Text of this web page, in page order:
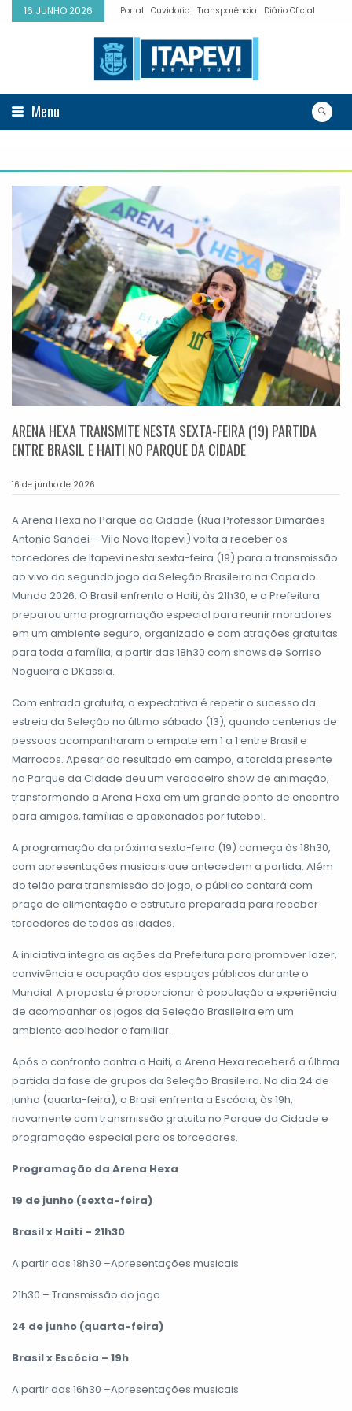
16 JUNHO 2026 Portal Ouvidoria Transparência Diário Oficial
Menu
ARENA HEXA TRANSMITE NESTA SEXTA-FEIRA (19) PARTIDA
ENTRE BRASIL E HAITI NO PARQUE DA CIDADE
16 de junho de 2026
A Arena Hexa no Parque da Cidade (Rua Professor Dimarães
Antonio Sandei – Vila Nova Itapevi) volta a receber os
torcedores de Itapevi nesta sexta-feira (19) para a transmissão
ao vivo do segundo jogo da Seleção Brasileira na Copa do
Mundo 2026. O Brasil enfrenta o Haiti, às 21h30, e a Prefeitura
preparou uma programação especial para reunir moradores
em um ambiente seguro, organizado e com atrações gratuitas
para toda a família, a partir das 18h30 com shows de Sorriso
Nogueira e DKassia.
Com entrada gratuita, a expectativa é repetir o sucesso da
estreia da Seleção no último sábado (13), quando centenas de
pessoas acompanharam o empate em 1 a 1 entre Brasil e
Marrocos. Apesar do resultado em campo, a torcida presente
no Parque da Cidade deu um verdadeiro show de animação,
transformando a Arena Hexa em um grande ponto de encontro
para amigos, famílias e apaixonados por futebol.
A programação da próxima sexta-feira (19) começa às 18h30,
com apresentações musicais que antecedem a partida. Além
do telão para transmissão do jogo, o público contará com
praça de alimentação e estrutura preparada para receber
torcedores de todas as idades.
A iniciativa integra as ações da Prefeitura para promover lazer,
convivência e ocupação dos espaços públicos durante o
Mundial. A proposta é proporcionar à população a experiência
de acompanhar os jogos da Seleção Brasileira em um
ambiente acolhedor e familiar.
Após o confronto contra o Haiti, a Arena Hexa receberá a última
partida da fase de grupos da Seleção Brasileira. No dia 24 de
junho (quarta-feira), o Brasil enfrenta a Escócia, às 19h,
novamente com transmissão gratuita no Parque da Cidade e
programação especial para os torcedores.
Programação da Arena Hexa
19 de junho (sexta-feira)
Brasil x Haiti – 21h30
A partir das 18h30 –Apresentações musicais
21h30 – Transmissão do jogo
24 de junho (quarta-feira)
Brasil x Escócia – 19h
A partir das 16h30 –Apresentações musicais